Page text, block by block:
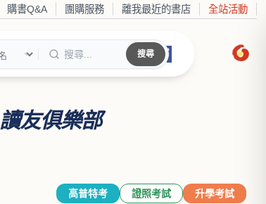
購書Q&A 團購服務 離我最近的書店 全站活動
搜尋
讀友俱樂部
高普特考 證照考試 升學考試